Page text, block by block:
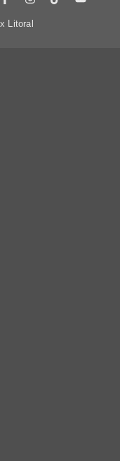
Litoral